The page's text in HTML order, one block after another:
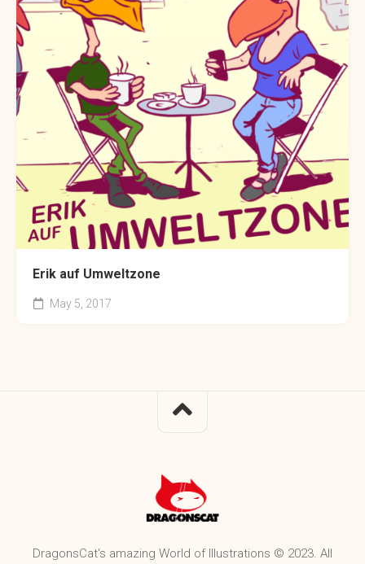
Erik auf Umweltzone
May 5, 2017
DragonsCat's amazing World of Illustrations © 2023. All